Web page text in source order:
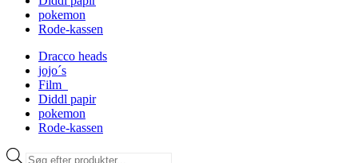
pokemon
Rode-kassen
Dracco heads
jojo´s
Film
Diddl papir
pokemon
Rode-kassen
Products